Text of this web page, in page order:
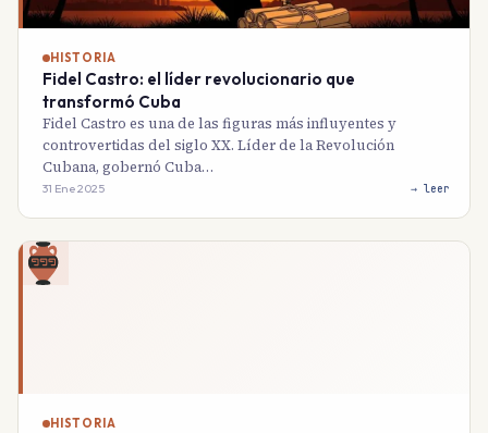
HISTORIA
Fidel Castro: el líder revolucionario que
transformó Cuba
Fidel Castro es una de las figuras más influyentes y
controvertidas del siglo XX. Líder de la Revolución
Cubana, gobernó Cuba…
31 Ene 2025 → leer
HISTORIA